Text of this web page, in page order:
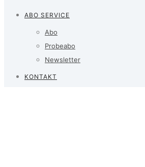
ABO SERVICE
Abo
Probeabo
Newsletter
KONTAKT